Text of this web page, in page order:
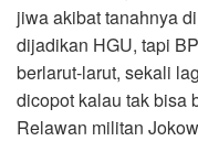
jiwa akibat tanahnya
dijadikan HGU, tapi
berlarut-larut, sekali
dicopot kalau tak bisa
Relawan militan